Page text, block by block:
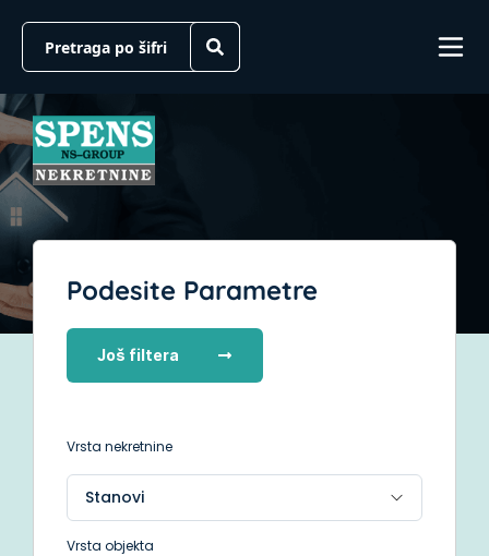
Podesite Parametre
Još filtera
Vrsta nekretnine
Vrsta objekta